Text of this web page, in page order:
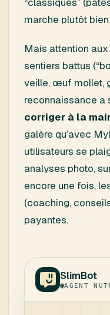
marche plutôt bien.
Mais attention
sentiers battus
veille, œuf mollet,
reconnaissance a
corriger à la
galère qu’avec
utilisateurs se
analyses photo,
encore une fois,
(coaching,
payantes.